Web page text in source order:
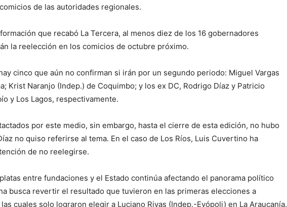
de las autoridades regionales.
que recabó La Tercera, al menos diez de los 16 gobernadores
la reelección en los comicios de octubre próximo.
cinco que aún no confirman si irán por un segundo periodo: Miguel Vargas
Krist Naranjo (Indep.) de Coquimbo; y los ex DC, Rodrigo Díaz y Patricio
y Los Lagos, respectivamente.
por este medio, sin embargo, hasta el cierre de esta edición, no hubo
no quiso referirse al tema. En el caso de Los Ríos, Luis Cuvertino ha
de no reelegirse.
entre fundaciones y el Estado continúa afectando el panorama político
busca revertir el resultado que tuvieron en las primeras elecciones a
cuales solo lograron elegir a Luciano Rivas (Indep.-Evópoli) en La Araucanía.